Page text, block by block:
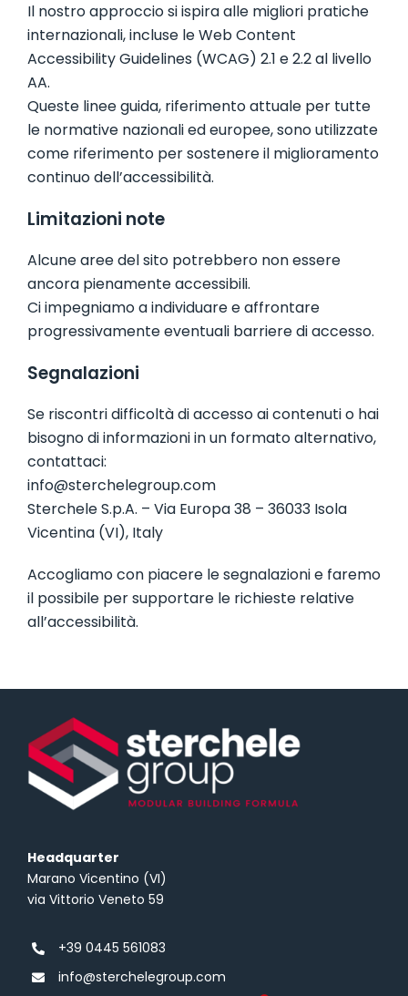
Il nostro approccio si ispira alle migliori pratiche
internazionali, incluse le Web Content
Accessibility Guidelines (WCAG) 2.1 e 2.2 al livello
AA.
Queste linee guida, riferimento attuale per tutte
le normative nazionali ed europee, sono utilizzate
come riferimento per sostenere il miglioramento
continuo dell’accessibilità.
Limitazioni note
Alcune aree del sito potrebbero non essere
ancora pienamente accessibili.
Ci impegniamo a individuare e affrontare
progressivamente eventuali barriere di accesso.
Segnalazioni
Se riscontri difficoltà di accesso ai contenuti o hai
bisogno di informazioni in un formato alternativo,
contattaci:
info@sterchelegroup.com
Sterchele S.p.A. – Via Europa 38 – 36033 Isola
Vicentina (VI), Italy
Accogliamo con piacere le segnalazioni e faremo
il possibile per supportare le richieste relative
all’accessibilità.
Headquarter
Marano Vicentino (VI)
via Vittorio Veneto 59
+39 0445 561083
info@sterchelegroup.com